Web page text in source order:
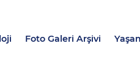
Foto Galeri Arşivi